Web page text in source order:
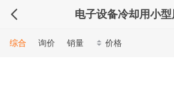
电子设备冷却用小
综合 询价 销量 价格